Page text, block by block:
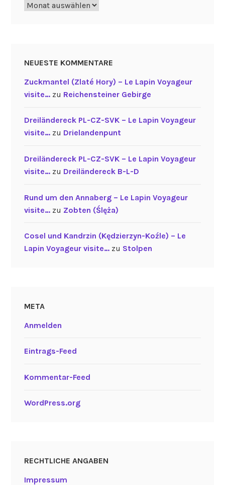
Archiv
NEUESTE KOMMENTARE
Zuckmantel (Zlaté Hory) – Le Lapin Voyageur
visite…zu Reichensteiner Gebirge
Dreiländereck PL-CZ-SVK – Le Lapin Voyageur
visite…zu Drielandenpunt
Dreiländereck PL-CZ-SVK – Le Lapin Voyageur
visite…zu Dreiländereck B-L-D
Rund um den Annaberg – Le Lapin Voyageur
visite…zu Zobten (Ślęża)
Cosel und Kandrzin (Kędzierzyn-Koźle) – Le
Lapin Voyageur visite…zu Stolpen
META
Anmelden
Eintrags-Feed
Kommentar-Feed
WordPress.org
RECHTLICHE ANGABEN
Impressum